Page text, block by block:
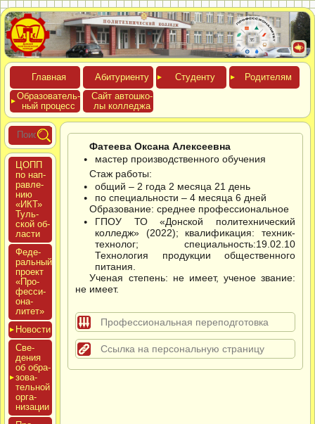
Глав­ная Аби­тури­ен­ту Сту­ден­ту
Роди­телям
Обра­зова­тель­
ный про­цесс
Сайт ав­тошко­
лы кол­леджа
ЦОПП
по нап­
равле­
нию
«ИКТ»
Туль­
ской об­
ласти
Феде­
раль­ный
про­ект
«Про­
фес­си­
она­
литет»
Новос­ти
Све­
дения
об об­ра­
зова­
тель­ной
ор­га­
низа­ции
Фатеева Оксана Алексеевна
мастер производственного обучения
Стаж работы:
общий – 2 года 2 месяца 21 день
по специальности – 4 месяца 6 дней
Образование: среднее профессиональное
ГПОУ ТО «Донской политехнический
колледж» (2022); квалификация: техник-
технолог; специальность:19.02.10
Технология продукции общественного
питания.
Ученая степень: не имеет, ученое звание:
не имеет.
Профессиональная переподготовка
Ссылка на персональную страницу